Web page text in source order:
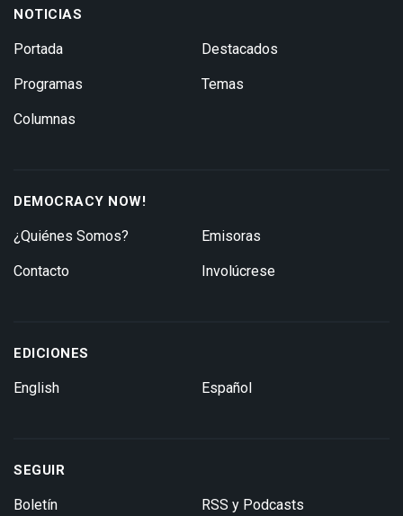
NOTICIAS
Portada
Programas
Columnas
Destacados
Temas
DEMOCRACY NOW!
¿Quiénes Somos?
Contacto
Emisoras
Involúcrese
EDICIONES
English Español
SEGUIR
Boletín RSS y Podcasts